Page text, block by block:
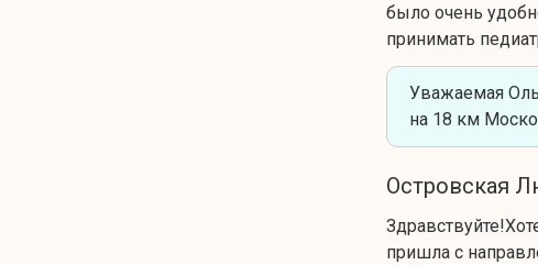
было очень
принимать
Уважаемая
на 18 км
Островская
пришла с